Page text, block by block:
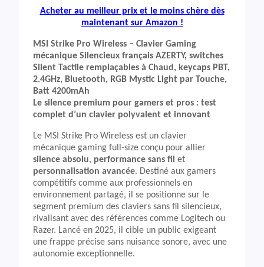
Acheter au meilleur prix et le moins chère dès
maintenant sur Amazon !
MSI Strike Pro Wireless – Clavier Gaming
mécanique Silencieux français AZERTY, switches
Silent Tactile remplaçables à Chaud, keycaps PBT,
2.4GHz, Bluetooth, RGB Mystic Light par Touche,
Batt 4200mAh
Le silence premium pour gamers et pros : test
complet d’un clavier polyvalent et innovant
Le MSI Strike Pro Wireless est un clavier
mécanique gaming full-size conçu pour allier
silence absolu, performance sans fil et
personnalisation avancée. Destiné aux gamers
compétitifs comme aux professionnels en
environnement partagé, il se positionne sur le
segment premium des claviers sans fil silencieux,
rivalisant avec des références comme Logitech ou
Razer. Lancé en 2025, il cible un public exigeant
une frappe précise sans nuisance sonore, avec une
autonomie exceptionnelle.